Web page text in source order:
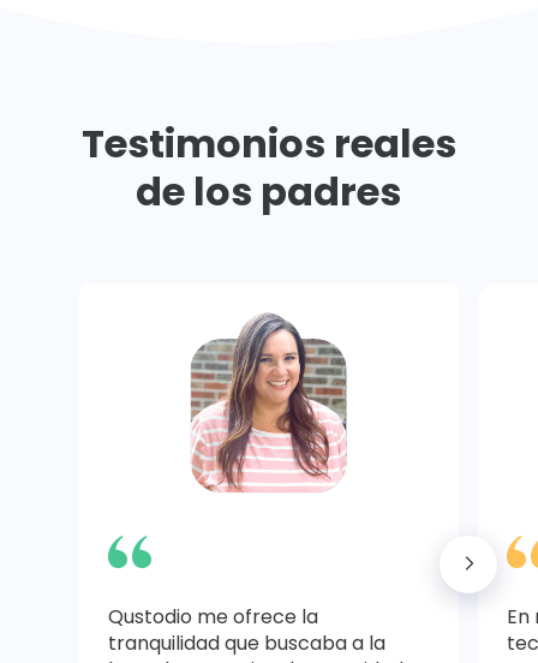
Testimonios reales
de los padres
Qustodio me ofrece la
tranquilidad que buscaba a la